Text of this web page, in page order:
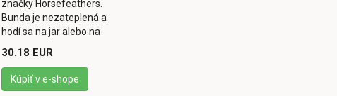
značky Horsefeathers.
Bunda je nezateplená a
hodí sa na jar alebo na
vyrobená z nylonu a
polyesteru. Má tri
predné ...
30.18 EUR
Kúpiť v e-shope